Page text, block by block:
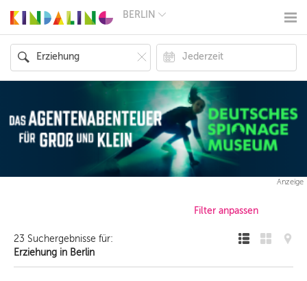
BERLIN
BERLIN
MÜNCHEN
HAMBURG
KÖLN
DÜSSELDORF
STUTTGART
ESSEN
HANNOVER
LEIPZIG
DRESDEN
NÜRNBERG
Anzeige
23 Suchergebnisse für:
Erziehung in Berlin